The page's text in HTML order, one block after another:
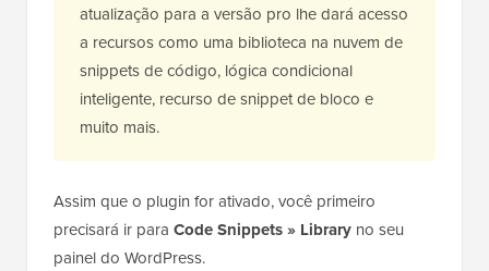
atualização para a versão pro lhe dará acesso
a recursos como uma biblioteca na nuvem de
snippets de código, lógica condicional
inteligente, recurso de snippet de bloco e
muito mais.
Assim que o plugin for ativado, você primeiro
precisará ir para Code Snippets» Library no seu
painel do WordPress.